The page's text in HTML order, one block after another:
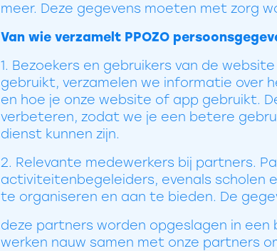
meer. Deze gegevens moeten met zorg
Van wie verzamelt PPOZO
1. Bezoekers en gebruikers van de
gebruikt, verzamelen we informatie over
en hoe je onze website of app gebruikt.
verbeteren, zodat we je een betere
dienst kunnen zijn.
2. Relevante medewerkers bij partners.
activiteitenbegeleiders, evenals scholen
te organiseren en aan te bieden. De
deze partners worden opgeslagen in een
werken nauw samen met onze partners